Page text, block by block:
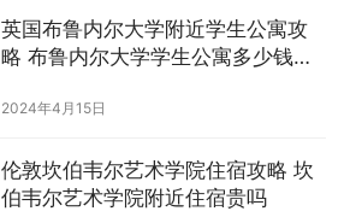
英国布鲁内尔大学附近学生公寓攻
略 布鲁内尔大学学生公寓多少钱一
2024年4月15日
伦敦坎伯韦尔艺术学院住宿攻略 坎
伯韦尔艺术学院附近住宿贵吗